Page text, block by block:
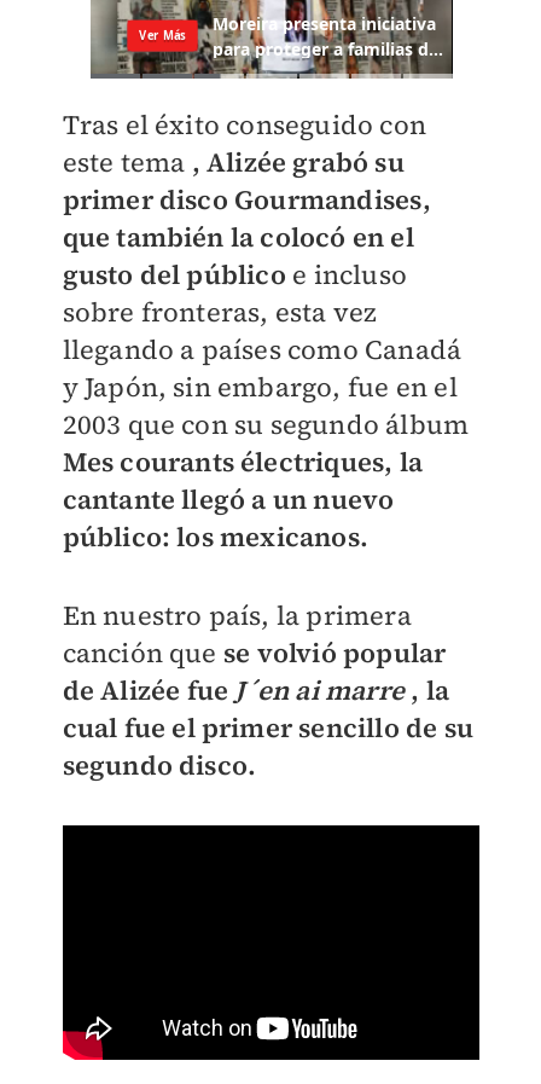
Tras el éxito conseguido con
este tema , Alizée grabó su
primer disco Gourmandises,
que también la colocó en el
gusto del público e incluso
sobre fronteras, esta vez
llegando a países como Canadá
y Japón, sin embargo, fue en el
2003 que con su segundo álbum
Mes courants électriques, la
cantante llegó a un nuevo
público: los mexicanos.
En nuestro país, la primera
canción que se volvió popular
de Alizée fueJ´en ai marre, la
cual fue el primer sencillo de su
segundo disco.